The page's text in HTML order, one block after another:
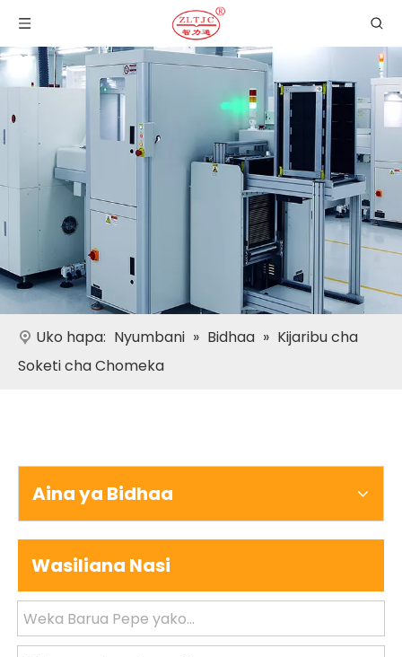
Uko hapa: Nyumbani » Bidhaa » Kijaribu cha
Soketi cha Chomeka
Aina ya Bidhaa
Wasiliana Nasi